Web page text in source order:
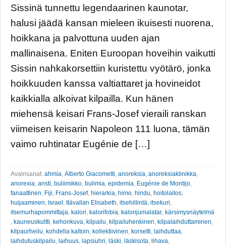
Sissinä tunnettu legendaarinen kaunotar,
halusi jäädä kansan mieleen ikuisesti nuorena,
hoikkana ja palvottuna uuden ajan
mallinaisena. Eniten Euroopan hoveihin vaikutti
Sissin nahkakorsettiin kuristettu vyötärö, jonka
hoikkuuden kanssa valtiattaret ja hovineidot
kaikkialla alkoivat kilpailla. Kun hänen
miehensä keisari Frans-Josef vieraili ranskan
viimeisen keisarin Napoleon 111 luona, tämän
vaimo ruhtinatar Eugénie de […]
Avainsanat: ahmia Alberto Giacometti anoreksia anoreksiaklinikka
anorexia ansti buliimikko bulimia epidemia Eugénie de Montijo
fanaattinen Fiji Frans-Josef, hierarkia himo hindu hoitolaitos
huijaaminen Israel Itävallan Elisabeth itsehillintä itsekuri
itsemurhapommittaja kalori kalorifobia kalorijumalatar kärsimysnäytelmä
kauneuskultti kehonkuva kilpailu kilpailuhenkinen kilpalaihduttaminen
kilpaurheilu kohdella kaltoin kollektiivinen korsetti laihduttaa
laihdutuskilpailu laihuus lapsiuhri läski läskisota lihava